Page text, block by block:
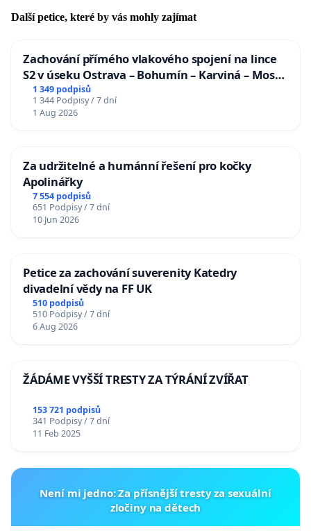
Další petice, které by vás mohly zajímat
Zachování přímého vlakového spojení na lince
S2 v úseku Ostrava – Bohumín – Karviná – Mosty
u Jablunkova
1 349 podpisů
1 344 Podpisy / 7 dní
1 Aug 2026
Za udržitelné a humánní řešení pro kočky
Apolinářky
7 554 podpisů
651 Podpisy / 7 dní
10 Jun 2026
Petice za zachování suverenity Katedry
divadelní vědy na FF UK
510 podpisů
510 Podpisy / 7 dní
6 Aug 2026
ŽÁDÁME VYŠŠÍ TRESTY ZA TÝRÁNÍ ZVÍŘAT
153 721 podpisů
341 Podpisy / 7 dní
11 Feb 2025
Není mi jedno: Za přísnější tresty za sexuální
zločiny na dětech